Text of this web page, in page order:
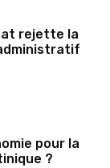
rejette la
pour la
?